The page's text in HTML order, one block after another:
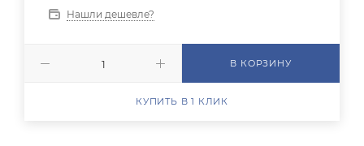
Нашли дешевле?
В КОРЗИНУ
КУПИТЬ В 1 КЛИК